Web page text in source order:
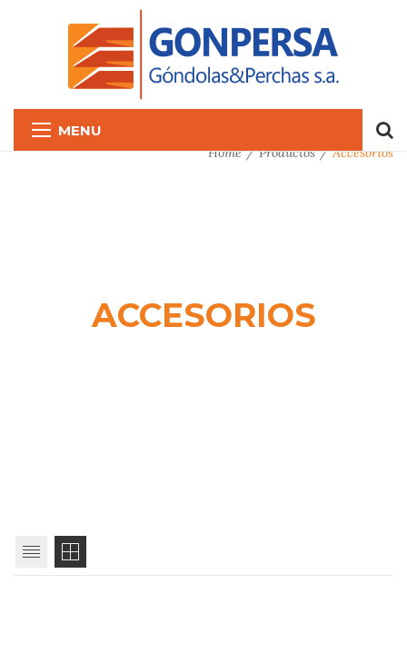
MENU
Home Productos Accesorios
ACCESORIOS